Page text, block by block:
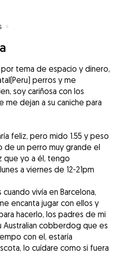
»
tema de espacio y dinero,
perros y me
soy cariñosa con los
me dejan a su caniche para
feliz, pero mido 1.55 y peso
de un perro muy grande el
que yo a él, tengo
a viernes de 12-21pm
vivía en Barcelona,
encanta jugar con ellos y
hacerlo, los padres de mi
Australian cobberdog que es
con el, estaría
lo cuídare como si fuera